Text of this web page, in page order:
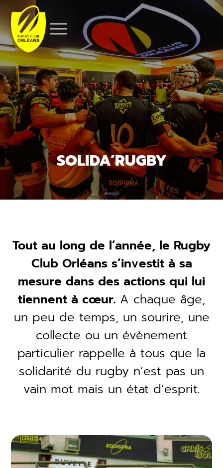
contenu
SOLIDA’RUGBY
Tout au long de l’année, le Rugby
Club Orléans s’investit à sa
mesure dans des actions qui lui
tiennent à cœur. A chaque âge,
un peu de temps, un sourire, une
collecte ou un évènement
particulier rappelle à tous que la
solidarité du rugby n’est pas un
vain mot mais un état d’esprit.